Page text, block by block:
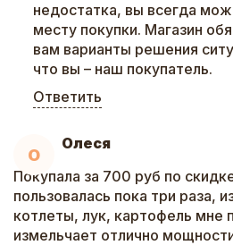
недостатка, вы всегда
месту покупки. Магазин
вам варианты решения
что вы – наш покупатель.
Ответить
О
Олеся
Покупала за 700 руб по
пользовалась пока три раза,
котлеты, лук, картофель мне
измельчает отлично